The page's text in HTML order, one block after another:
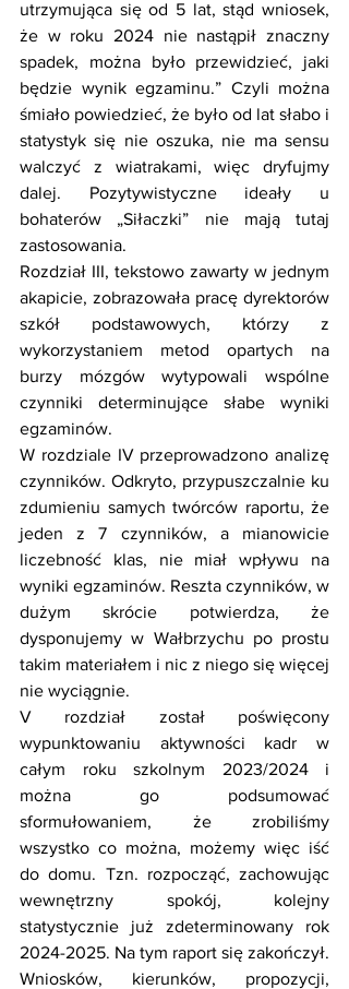
utrzymująca się od 5 lat, stąd wniosek,
że w roku 2024 nie nastąpił znaczny
spadek, można było przewidzieć, jaki
będzie wynik egzaminu.” Czyli można
śmiało powiedzieć, że było od lat słabo i
statystyk się nie oszuka, nie ma sensu
walczyć z wiatrakami, więc dryfujmy
dalej. Pozytywistyczne ideały u
bohaterów „Siłaczki” nie mają tutaj
zastosowania.
Rozdział III, tekstowo zawarty w jednym
akapicie, zobrazowała pracę dyrektorów
szkół podstawowych, którzy z
wykorzystaniem metod opartych na
burzy mózgów wytypowali wspólne
czynniki determinujące słabe wyniki
egzaminów.
W rozdziale IV przeprowadzono analizę
czynników. Odkryto, przypuszczalnie ku
zdumieniu samych twórców raportu, że
jeden z 7 czynników, a mianowicie
liczebność klas, nie miał wpływu na
wyniki egzaminów. Reszta czynników, w
dużym skrócie potwierdza, że
dysponujemy w Wałbrzychu po prostu
takim materiałem i nic z niego się więcej
nie wyciągnie.
V rozdział został poświęcony
wypunktowaniu aktywności kadr w
całym roku szkolnym 2023/2024 i
można go podsumować
sformułowaniem, że zrobiliśmy
wszystko co można, możemy więc iść
do domu. Tzn. rozpocząć, zachowując
wewnętrzny spokój, kolejny
statystycznie już zdeterminowany rok
2024-2025. Na tym raport się zakończył.
Wniosków, kierunków, propozycji,